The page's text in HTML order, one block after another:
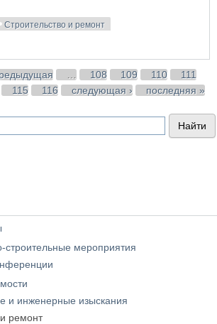
Строительство и ремонт
108 109 110
111
115 116 следующая › последняя »
строительные мероприятия
и инженерные изыскания
ремонт